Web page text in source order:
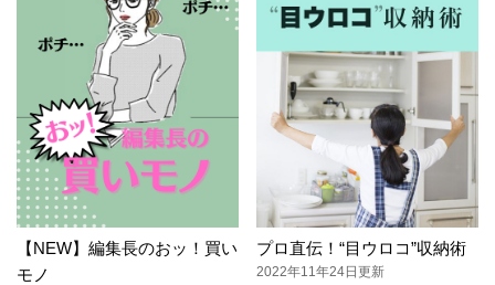
【NEW】編集長のおッ！買い
モノ
プロ直伝！“目ウロコ”収納術
2022年11年24日更新